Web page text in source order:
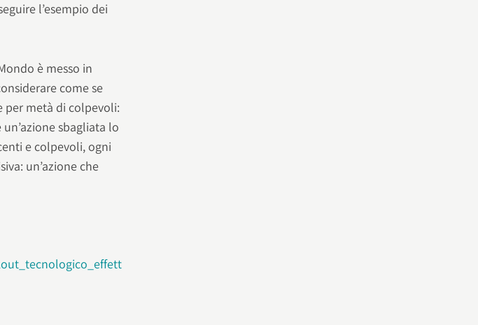
l’esempio dei
è messo in
come se
per metà di colpevoli:
sbagliata lo
e colpevoli, ogni
un’azione che